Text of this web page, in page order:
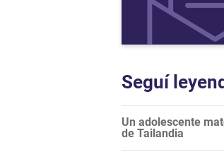
Seguí
Un adolescente
de Tailandia